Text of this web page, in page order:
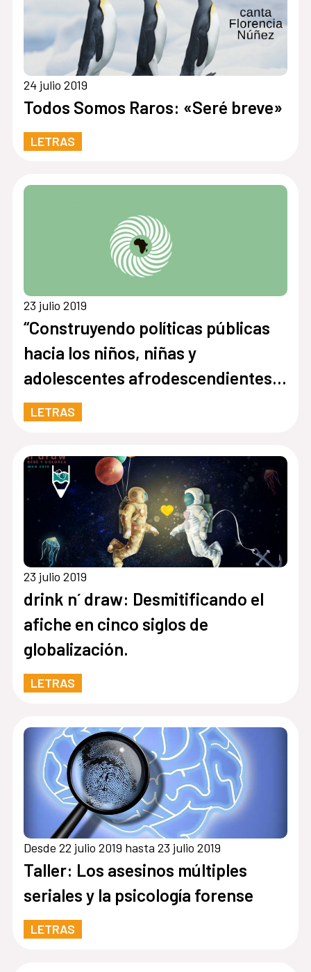
24 julio 2019
Todos Somos Raros: «Seré breve»
LETRAS
23 julio 2019
“Construyendo políticas públicas
hacia los niños, niñas y
adolescentes afrodescendientes
de las Américas y el Caribe”
LETRAS
23 julio 2019
drink n´ draw: Desmitificando el
afiche en cinco siglos de
globalización.
LETRAS
Desde 22 julio 2019 hasta 23 julio 2019
Taller: Los asesinos múltiples
seriales y la psicología forense
LETRAS